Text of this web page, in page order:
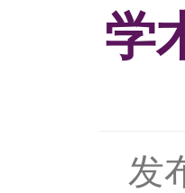
学
发